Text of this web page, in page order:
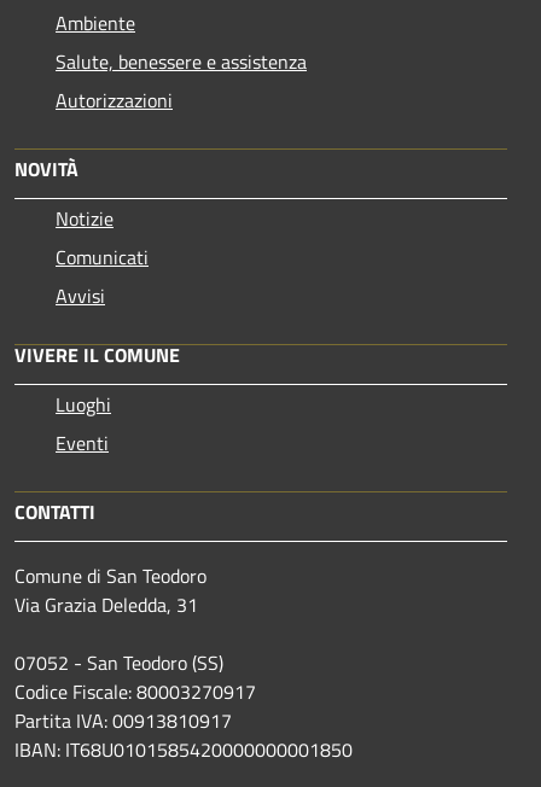
Ambiente
Salute, benessere e assistenza
Autorizzazioni
NOVITÀ
Notizie
Comunicati
Avvisi
VIVERE IL COMUNE
Luoghi
Eventi
CONTATTI
Comune di San Teodoro
Via Grazia Deledda, 31
07052 - San Teodoro (SS)
Codice Fiscale: 80003270917
Partita IVA: 00913810917
IBAN: IT68U0101585420000000001850